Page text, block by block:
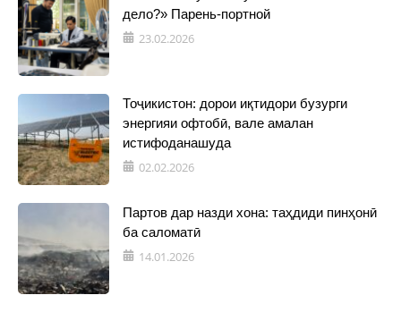
дело?» Парень-портной
23.02.2026
Тоҷикистон: дорои иқтидори бузурги
энергияи офтобӣ, вале амалан
истифоданашуда
02.02.2026
Партов дар назди хона: таҳдиди пинҳонӣ
ба саломатӣ
14.01.2026